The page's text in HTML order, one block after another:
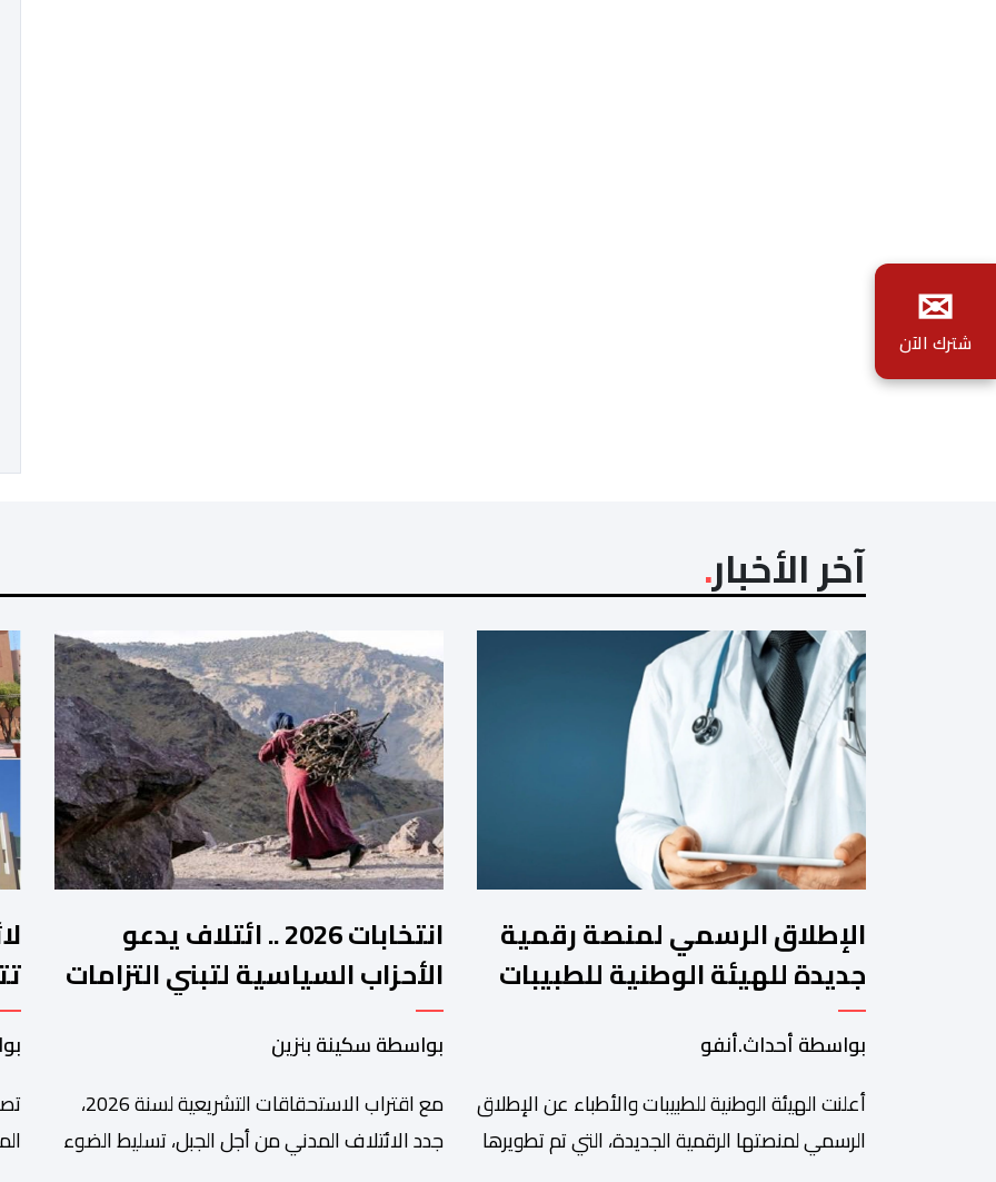
آخر الأخبار
الإطلاق الرسمي لمنصة رقمية
جديدة للهيئة الوطنية للطبيبات
والأطباء
بواسطة أحداث.أنفو
أعلنت الهيئة الوطنية للطبيبات والأطباء عن الإطلاق
الرسمي لمنصتها الرقمية الجديدة، التي تم تطويرها
انتخابات 2026 .. ائتلاف يدعو
الأحزاب السياسية لتبني التزامات
واضحة تجاه المناطق الجبلية
بواسطة سكينة بنزين
مع اقتراب الاستحقاقات التشريعية لسنة 2026،
جدد الائتلاف المدني من أجل الجبل، تسليط الضوء
✉
شترك الآن